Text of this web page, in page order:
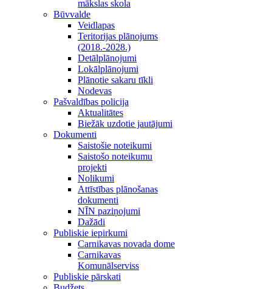
mākslas skola
Būvvalde
Veidlapas
Teritorijas plānojums
(2018.-2028.)
Detālplānojumi
Lokālplānojumi
Plānotie sakaru tīkli
Nodevas
Pašvaldības policija
Aktualitātes
Biežāk uzdotie jautājumi
Dokumenti
Saistošie noteikumi
Saistošo noteikumu
projekti
Nolikumi
Attīstības plānošanas
dokumenti
NĪN paziņojumi
Dažādi
Publiskie iepirkumi
Carnikavas novada dome
Carnikavas
Komunālserviss
Publiskie pārskati